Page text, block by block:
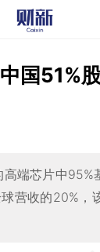
国51%
端芯片中95%
营收的20%，